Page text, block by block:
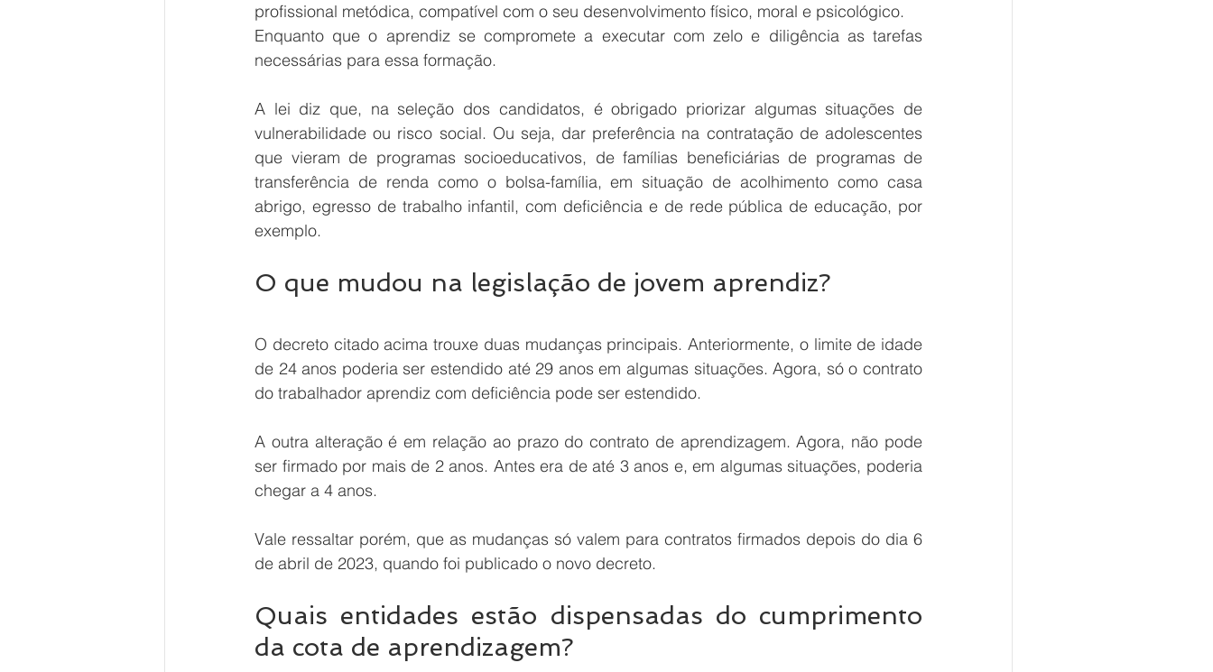
profissional metódica, compatível com o seu desenvolvimento físico, moral e psicológico.
Enquanto que o aprendiz se compromete a executar com zelo e diligência as tarefas
necessárias para essa formação.
A lei diz que, na seleção dos candidatos, é obrigado priorizar algumas situações de
vulnerabilidade ou risco social. Ou seja, dar preferência na contratação de adolescentes
que vieram de programas socioeducativos, de famílias beneficiárias de programas de
transferência de renda como o bolsa-família, em situação de acolhimento como casa
abrigo, egresso de trabalho infantil, com deficiência e de rede pública de educação, por
exemplo.
O que mudou na legislação de jovem aprendiz?
O decreto citado acima trouxe duas mudanças principais. Anteriormente, o limite de idade
de 24 anos poderia ser estendido até 29 anos em algumas situações. Agora, só o contrato
do trabalhador aprendiz com deficiência pode ser estendido.
A outra alteração é em relação ao prazo do contrato de aprendizagem. Agora, não pode
ser firmado por mais de 2 anos. Antes era de até 3 anos e, em algumas situações, poderia
chegar a 4 anos.
Vale ressaltar porém, que as mudanças só valem para contratos firmados depois do dia 6
de abril de 2023, quando foi publicado o novo decreto.
Quais entidades estão dispensadas do cumprimento
da cota de aprendizagem?